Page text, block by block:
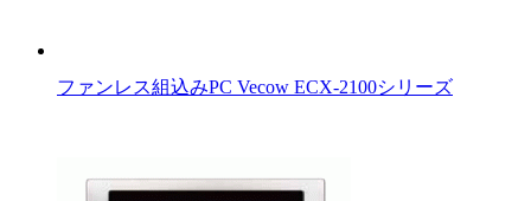
ファンレス組込みPC Vecow ECX-2100シリーズ